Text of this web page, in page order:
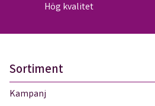
Hög kvalitet
Sortiment
Kampanj